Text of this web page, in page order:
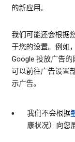
的新应用。
我们可能还会根据
于您的设置。例如
Google 投放广告
可以前往广告设置
示广告。
我们不会根据
康状况）向您